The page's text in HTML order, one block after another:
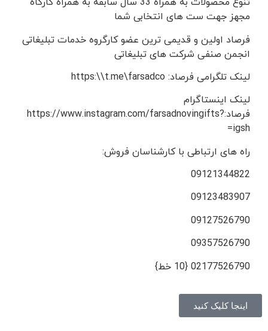
مجهز جهت ست های انتخابی شما
فرصاد اولین و قدیمی ترین عضو کارگروه خدمات تبلیغاتی
انجمن صنفی شرکت های تبلیغاتی
لینک تلگرامی فرصاد: https:\\t.me\farsadco
لینک اینستاگرام
فرصاد:https://www.instagram.com/farsadnovingifts?
igsh=
راه های ارتباطی با کارشناسان فروش:
09121344822
09123483907
09127526790
09357526790
02177526790 {10 خط}
اینجا کلیک کنید